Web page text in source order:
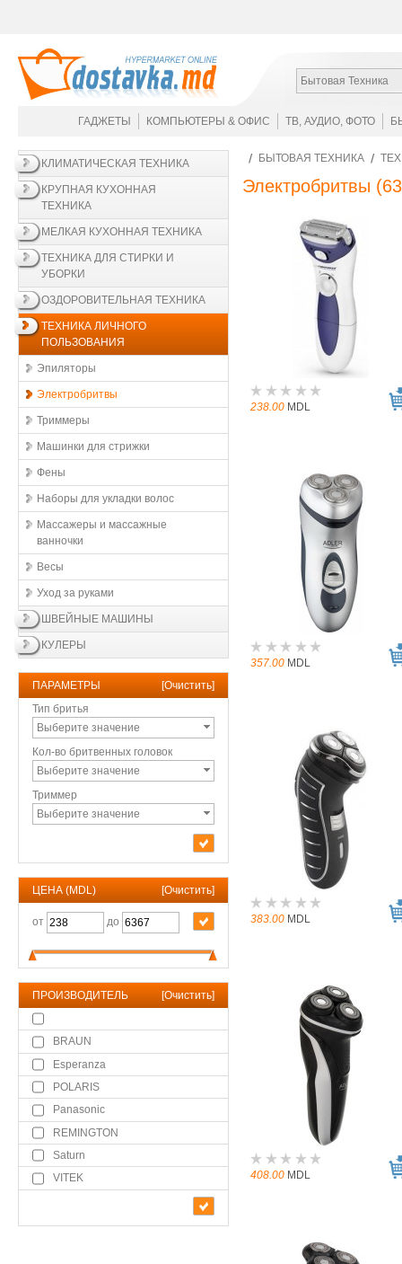
Бытовая Техника
ГАДЖЕТЫ КОМПЬЮТЕРЫ & ОФИС ТВ, АУДИО, ФОТО
КЛИМАТИЧЕСКАЯ ТЕХНИКА
КРУПНАЯ КУХОННАЯ
ТЕХНИКА
МЕЛКАЯ КУХОННАЯ ТЕХНИКА
ТЕХНИКА ДЛЯ СТИРКИ И
УБОРКИ
ОЗДОРОВИТЕЛЬНАЯ ТЕХНИКА
ТЕХНИКА ЛИЧНОГО
ПОЛЬЗОВАНИЯ
Эпиляторы
Электробритвы
Триммеры
Машинки для стрижки
Фены
Наборы для укладки волос
Массажеры и массажные
ванночки
Весы
Уход за руками
ШВЕЙНЫЕ МАШИНЫ
КУЛЕРЫ
ПАРАМЕТРЫ [Очистить]
Тип бритья
Выберите значение
Кол-во бритвенных головок
Выберите значение
Триммер
Выберите значение
ЦЕНА (MDL) [Очистить]
от до
ПРОИЗВОДИТЕЛЬ [Очистить]
BRAUN
Esperanza
POLARIS
Panasonic
REMINGTON
Saturn
VITEK
БЫТОВАЯ ТЕХНИКА
Электробритвы
238.00 MDL
357.00 MDL
383.00 MDL
408.00 MDL